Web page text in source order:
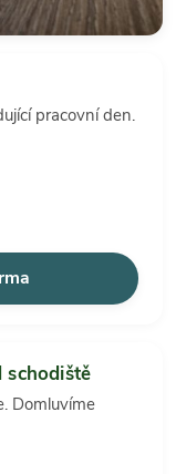
pracovní den.
schodiště
Domluvíme